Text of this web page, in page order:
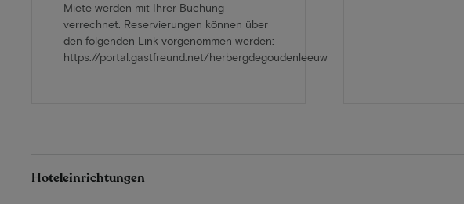
Miete werden mit Ihrer Buchung
verrechnet. Reservierungen können über
den folgenden Link vorgenommen werden:
https://portal.gastfreund.net/herbergdegoudenleeuw
Hoteleinrichtungen